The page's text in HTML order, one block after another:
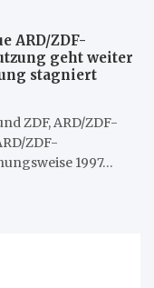
ARD/ZDF-
geht weiter
stagniert
ZDF, ARD/ZDF-
ZDF-
1997…